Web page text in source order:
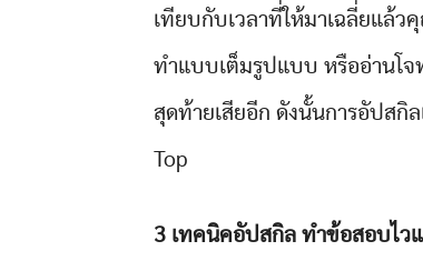
เทียบกับเวลาที่ให้มาเฉลี่ยแล้
ทำแบบเต็มรูปแบบ หรืออ่านโ
สุดท้ายเสียอีก ดังนั้นการอัปส
Top
3 เทคนิคอัปสกิล ทำข้อสอบไว